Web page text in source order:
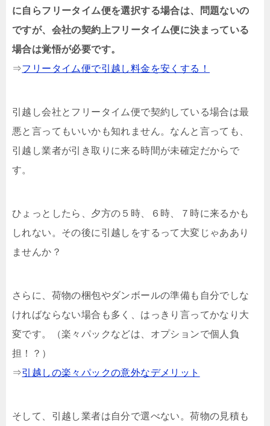
に自らフリータイム便を選択する場合は、問題ないの
ですが、会社の契約上フリータイム便に決まっている
場合は覚悟が必要です。
⇒フリータイム便で引越し料金を安くする！
引越し会社とフリータイム便で契約している場合は最
悪と言ってもいいかも知れません。なんと言っても、
引越し業者が引き取りに来る時間が未確定だからで
す。
ひょっとしたら、夕方の５時、６時、７時に来るかも
しれない。その後に引越しをするって大変じゃああり
ませんか？
さらに、荷物の梱包やダンボールの準備も自分でしな
ければならない場合も多く、はっきり言ってかなり大
変です。（楽々パックなどは、オプションで個人負
担！？）
⇒引越しの楽々パックの意外なデメリット
そして、引越し業者は自分で選べない。荷物の見積も